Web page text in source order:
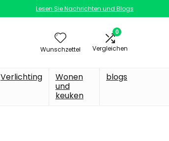
Lesen Sie Nachrichten und Blogs
Wunschzettel
0
Vergleichen
Verlichting
Wonen
und
keuken
blogs